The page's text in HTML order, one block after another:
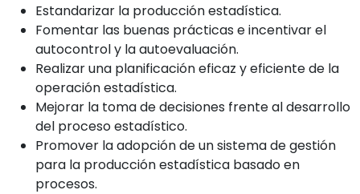
Estandarizar la producción estadística.
Fomentar las buenas prácticas e incentivar el
autocontrol y la autoevaluación.
Realizar una planificación eficaz y eficiente de la
operación estadística.
Mejorar la toma de decisiones frente al desarrollo
del proceso estadístico.
Promover la adopción de un sistema de gestión
para la producción estadística basado en
procesos.